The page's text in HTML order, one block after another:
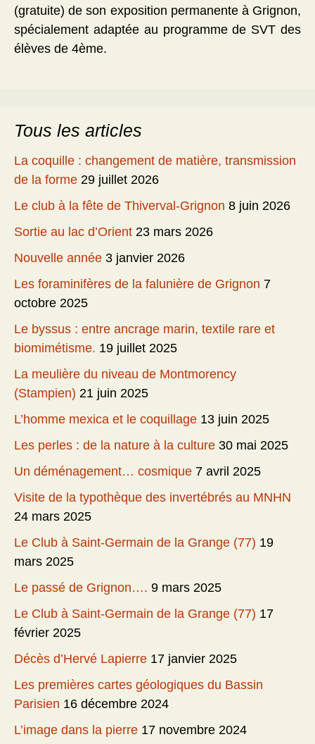
(gratuite) de son exposition permanente à Grignon,
spécialement adaptée au programme de SVT des
élèves de 4ème.
Tous les articles
La coquille : changement de matière, transmission
de la forme 29 juillet 2026
Le club à la fête de Thiverval-Grignon 8 juin 2026
Sortie au lac d’Orient 23 mars 2026
Nouvelle année 3 janvier 2026
Les foraminifères de la falunière de Grignon 7
octobre 2025
Le byssus : entre ancrage marin, textile rare et
biomimétisme. 19 juillet 2025
La meulière du niveau de Montmorency
(Stampien) 21 juin 2025
L’homme mexica et le coquillage 13 juin 2025
Les perles : de la nature à la culture 30 mai 2025
Un déménagement… cosmique 7 avril 2025
Visite de la typothèque des invertébrés au MNHN
24 mars 2025
Le Club à Saint-Germain de la Grange (77) 19
mars 2025
Le passé de Grignon…. 9 mars 2025
Le Club à Saint-Germain de la Grange (77) 17
février 2025
Décès d’Hervé Lapierre 17 janvier 2025
Les premières cartes géologiques du Bassin
Parisien 16 décembre 2024
L’image dans la pierre 17 novembre 2024